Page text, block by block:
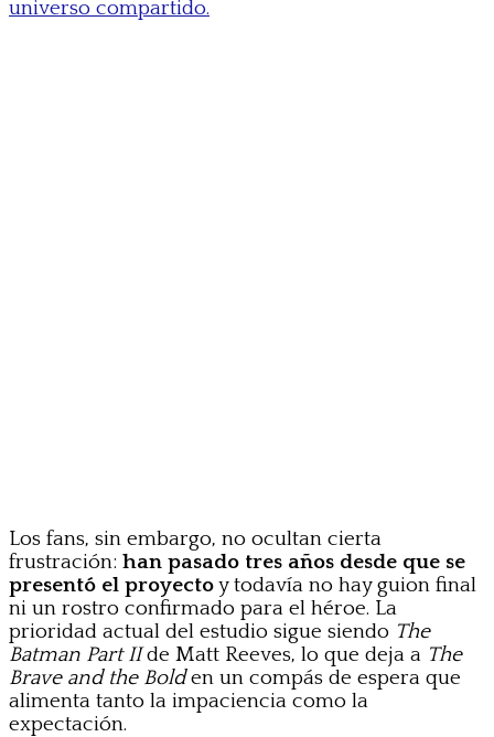
universo compartido.
Los fans, sin embargo, no ocultan cierta
frustración: han pasado tres años desde que se
presentó el proyectoy todavía no hay guion final
ni un rostro confirmado para el héroe. La
prioridad actual del estudio sigue siendo The
Batman Part IIde Matt Reeves, lo que deja a The
Brave and the Bolden un compás de espera que
alimenta tanto la impaciencia como la
expectación.